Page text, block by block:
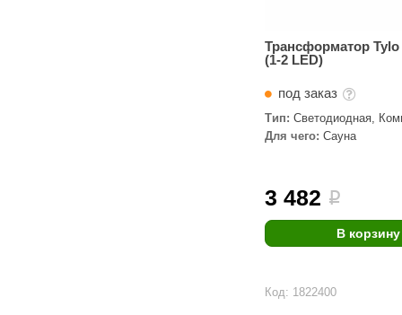
Трансформатор
(1-2 LED)
под заказ
Тип: Светодиодная,
Трансформаторы
Для чего: Сауна
3 482 i
В корзину
Код: 1822400